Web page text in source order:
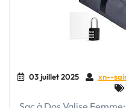
03 juillet 2025 xn--